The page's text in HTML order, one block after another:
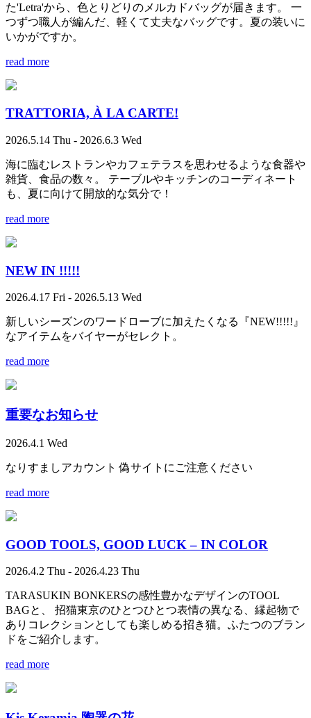
た'Letra'から、色とりどりのメルカドバッグが届きます。 一
つずつ職人が編んだ、軽くて丈夫なバッグです。夏の装いに
いかがですか。
read more
TRATTORIA, À LA CARTE!
2026.5.14 Thu - 2026.6.3 Wed
海に臨むレストランやカフェテラスを思わせるような食器や
雑貨、食品の数々。 テーブルやキッチンのコーディネート
も、夏に向けて開放的な気分で！
read more
NEW IN !!!!!
2026.4.17 Fri - 2026.5.13 Wed
新しいシーズンのワードローブに加えたくなる『NEW!!!!!』
なアイテムをバイヤーがセレクト。
read more
重要なお知らせ
2026.4.1 Wed
なりすましアカウント 偽サイトにご注意ください
read more
GOOD TOOLS, GOOD LUCK – IN COLOR
2026.4.2 Thu - 2026.4.23 Thu
TARASUKIN BONKERSの感性豊かなデザインのTOOL
BAGと、 招猫東京のひとつひとつ表情の異なる、縁起物で
ありコレクションとしても楽しめる招き猫。ふたつのブラン
ドをご紹介します。
read more